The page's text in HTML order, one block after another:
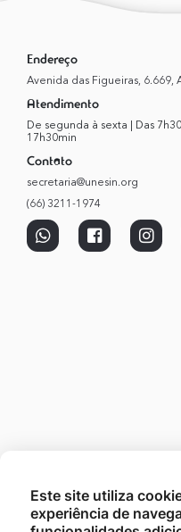
Endereço
Avenida das Figueiras, 6.669,
Atendimento
De segunda à sexta | Das
17h30min
Contato
secretaria@unesin.org
(66) 3211-1974
Este site utiliza
experiência de